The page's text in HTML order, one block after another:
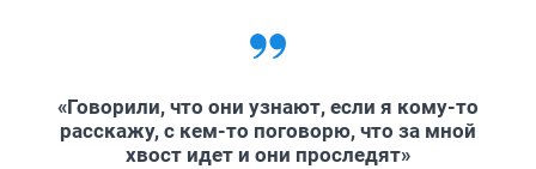
«Говорили, что они узнают, если я кому-то
расскажу, с кем-то поговорю, что за мной
хвост идет и они проследят»